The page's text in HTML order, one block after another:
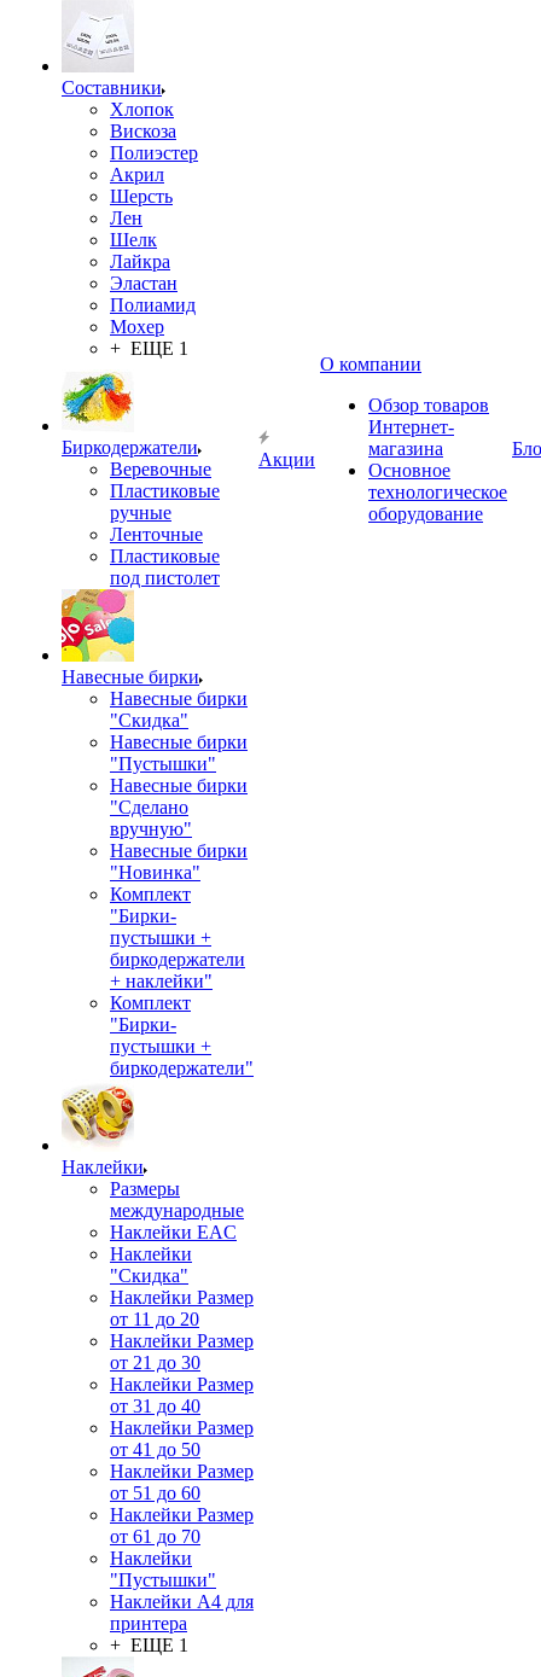
Составники
Хлопок
Вискоза
Полиэстер
Акрил
Шерсть
Лен
Шелк
Лайкра
Эластан
Полиамид
Мохер
+ ЕЩЕ 1
Биркодержатели
Веревочные
Пластиковые
ручные
Ленточные
Пластиковые
под пистолет
Навесные бирки
Навесные бирки
"Скидка"
Навесные бирки
"Пустышки"
Навесные бирки
"Сделано
вручную"
Навесные бирки
"Новинка"
Комплект
"Бирки-
пустышки +
биркодержатели
+ наклейки"
Комплект
"Бирки-
пустышки +
биркодержатели"
Наклейки
Размеры
международные
Наклейки EAC
Наклейки
"Скидка"
Наклейки Размер
от 11 до 20
Наклейки Размер
от 21 до 30
Наклейки Размер
от 31 до 40
Наклейки Размер
от 41 до 50
Наклейки Размер
от 51 до 60
Наклейки Размер
от 61 до 70
Наклейки
"Пустышки"
Наклейки А4 для
принтера
+ ЕЩЕ 1
Акции
О компании
Обзор товаров
Интернет-
магазина
Основное
технологическое
оборудование